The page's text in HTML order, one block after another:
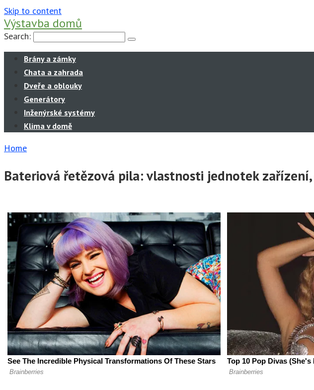
Skip to content
Výstavba domů
Search:
Brány a zámky
Chata a zahrada
Dveře a oblouky
Generátory
Inženýrské systémy
Klima v domě
Home
Bateriová řetězová pila: vlastnosti jednotek